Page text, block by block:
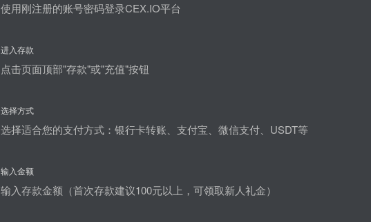
使用刚注册的账号密码登录CEX.IO平台
进入存款
点击页面顶部"存款"或"充值"按钮
选择方式
选择适合您的支付方式：银行卡转账、支付宝、微信支付、USDT等
输入金额
输入存款金额（首次存款建议100元以上，可领取新人礼金）